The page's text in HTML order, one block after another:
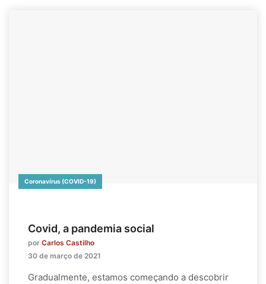
Coronavírus (COVID-19)
Covid, a pandemia social
por Carlos Castilho
30 de março de 2021
Gradualmente, estamos começando a descobrir